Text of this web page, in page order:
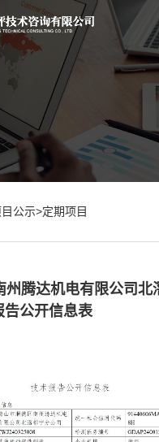
公示>定期项目
州腾达机电有限公司北
告公开信息表